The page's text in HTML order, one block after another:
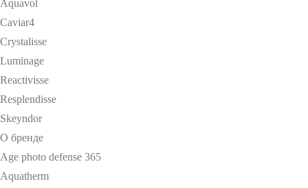
Aquavol
Caviar4
Crystalisse
Luminage
Reactivisse
Resplendisse
Skeyndor
О бренде
Age photo defense 365
Aquatherm